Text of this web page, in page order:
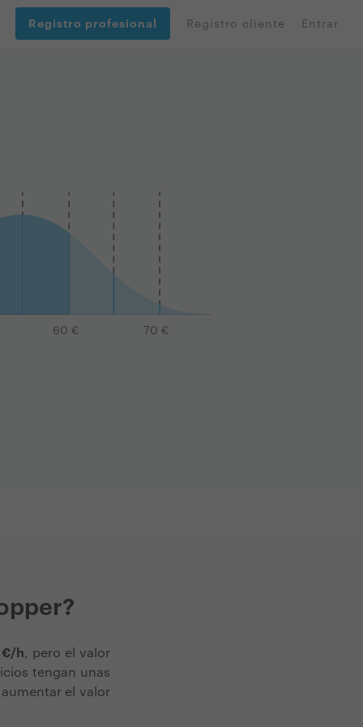
Registro profesional Registro cliente Entrar
60 € 70 €
h, pero el valor
tengan unas
el valor